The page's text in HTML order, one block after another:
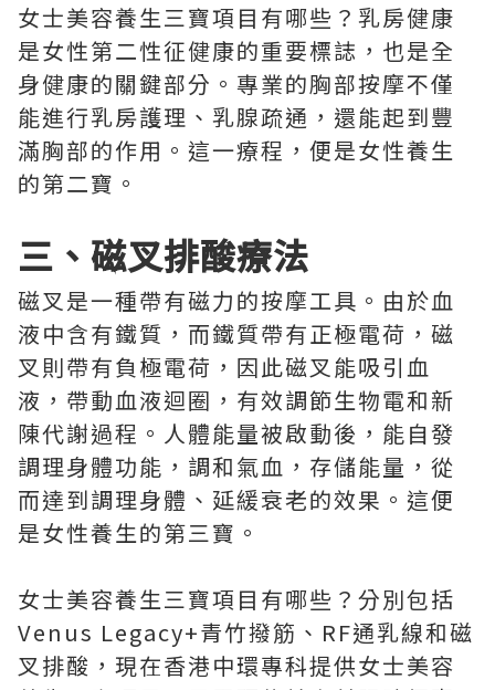
女士美容養生三寶項目有哪些？乳房健康
是女性第二性征健康的重要標誌，也是全
身健康的關鍵部分。專業的胸部按摩不僅
能進行乳房護理、乳腺疏通，還能起到豐
滿胸部的作用。這一療程，便是女性養生
的第二寶。
三、磁叉排酸療法
磁叉是一種帶有磁力的按摩工具。由於血
液中含有鐵質，而鐵質帶有正極電荷，磁
叉則帶有負極電荷，因此磁叉能吸引血
液，帶動血液迴圈，有效調節生物電和新
陳代謝過程。人體能量被啟動後，能自發
調理身體功能，調和氣血，存儲能量，從
而達到調理身體、延緩衰老的效果。這便
是女性養生的第三寶。
女士美容養生三寶項目有哪些？分別包括
Venus Legacy+青竹撥筋、RF通乳線和磁
叉排酸，現在香港中環專科提供女士美容